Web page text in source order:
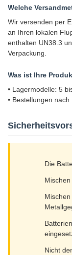
Welche
Wir versenden per
an Ihren lokalen
enthalten UN38.3
Verpackung.
Was ist Ihre
• Lagermodelle: 5
• Bestellungen
Die
Nicht